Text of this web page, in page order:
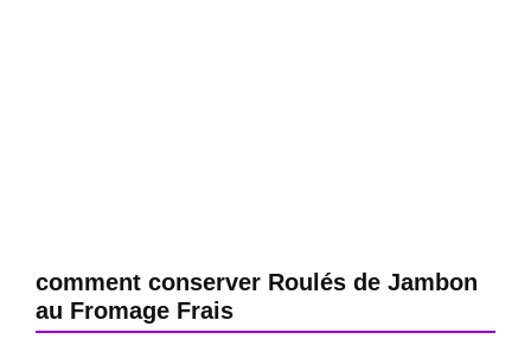
comment conserver Roulés de Jambon
au Fromage Frais